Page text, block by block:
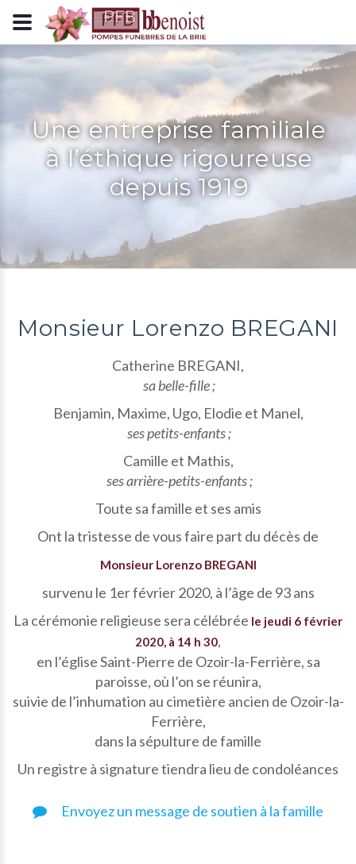
Panneau de gestion des cookies
Une entreprise familiale
à l’éthique rigoureuse
depuis 1919
Monsieur Lorenzo BREGANI
Catherine BREGANI,
sa belle-fille ;
Benjamin, Maxime, Ugo, Elodie et Manel,
ses petits-enfants ;
Camille et Mathis,
ses arrière-petits-enfants ;
Toute sa famille et ses amis
Ont la tristesse de vous faire part du décès de
Monsieur Lorenzo BREGANI
survenu le 1er février 2020, à l’âge de 93 ans
La cérémonie religieuse sera célébrée le jeudi 6 février
2020, à 14 h 30,
en l’église Saint-Pierre de Ozoir-la-Ferrière, sa
paroisse, où l’on se réunira,
suivie de l’inhumation au cimetière ancien de Ozoir-la-
Ferrière,
dans la sépulture de famille
Un registre à signature tiendra lieu de condoléances
Envoyez un message de soutien à la famille